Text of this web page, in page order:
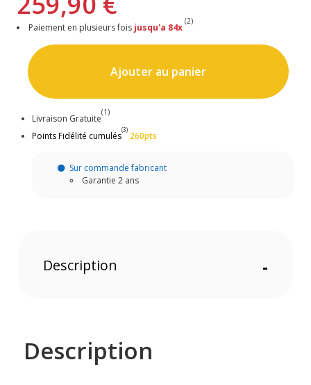
Paiement en plusieurs fois jusqu'a 84x
(2)
Ajouter au panier
Livraison Gratuite
(1)
Points Fidélité cumulés
(3)
260pts
Sur commande fabricant
Garantie 2 ans
Description -
Description